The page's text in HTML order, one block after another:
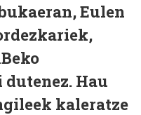
Eulen
Hau
kaleratze